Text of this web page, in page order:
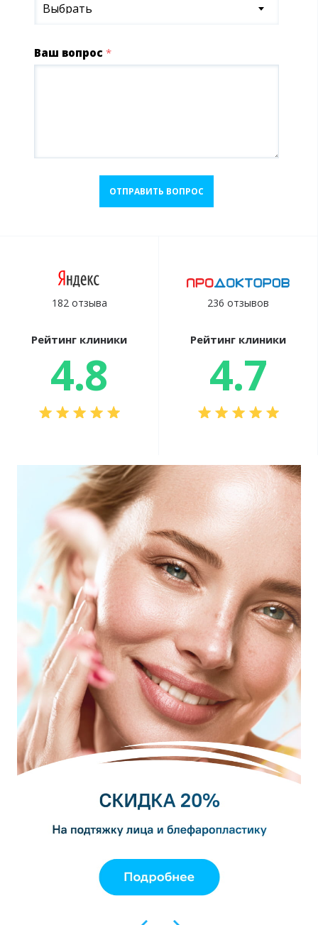
Выбрать
Ваш вопрос *
ОТПРАВИТЬ ВОПРОС
182 отзыва
Рейтинг клиники
4.8
236 отзывов
Рейтинг клиники
4.7